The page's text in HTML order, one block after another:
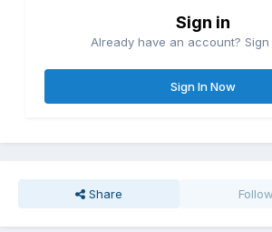
Sign in
Already have an account? Sign
Sign In Now
Share